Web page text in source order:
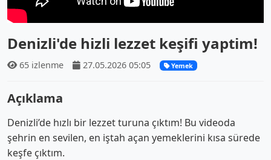
Denizli'de hizli lezzet keşifi yaptim!
65 izlenme 27.05.2026 05:05 Yemek
Açıklama
Denizli’de hızlı bir lezzet turuna çıktım! Bu videoda
şehrin en sevilen, en iştah açan yemeklerini kısa sürede
keşfe çıktım.